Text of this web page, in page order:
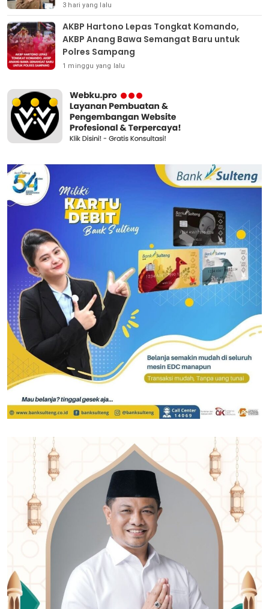
3 hari yang lalu
AKBP Hartono Lepas Tongkat Komando,
AKBP Anang Bawa Semangat Baru untuk
Polres Sampang
1 minggu yang lalu